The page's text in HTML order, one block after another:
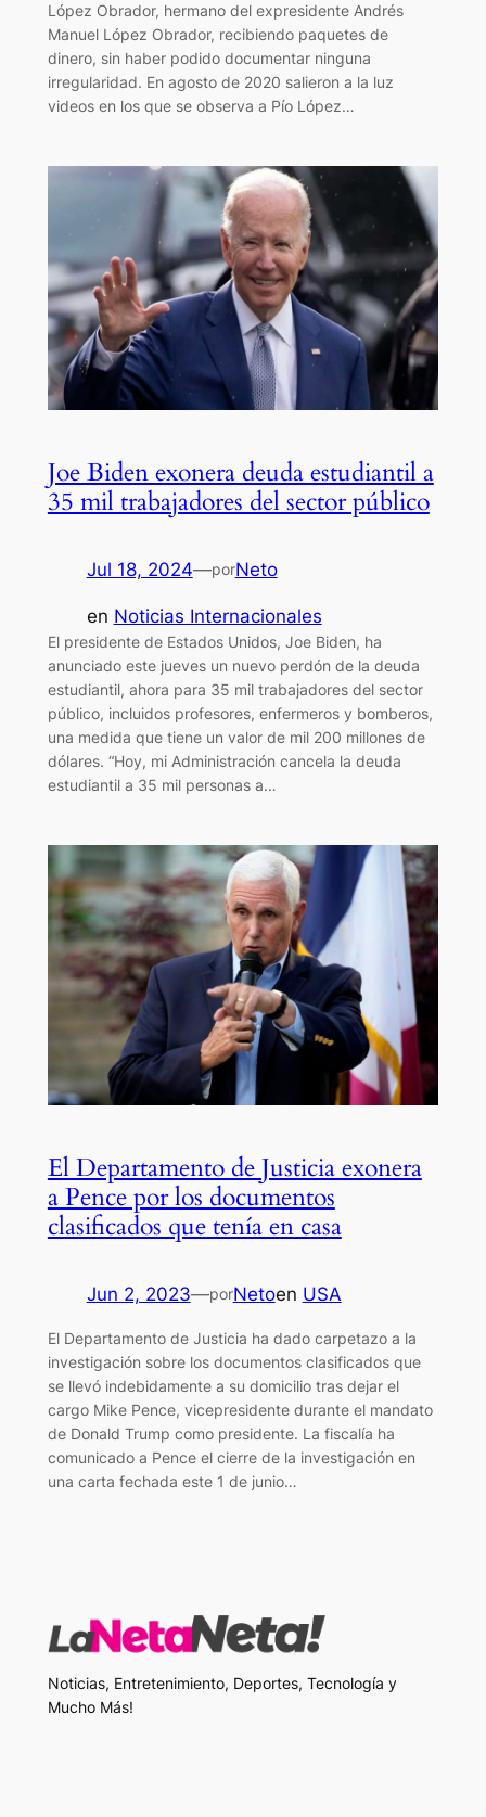
López Obrador, hermano del expresidente Andrés
Manuel López Obrador, recibiendo paquetes de
dinero, sin haber podido documentar ninguna
irregularidad. En agosto de 2020 salieron a la luz
videos en los que se observa a Pío López…
Joe Biden exonera deuda estudiantil a
35 mil trabajadores del sector público
Jul 18, 2024—porNeto
en Noticias Internacionales
El presidente de Estados Unidos, Joe Biden, ha
anunciado este jueves un nuevo perdón de la deuda
estudiantil, ahora para 35 mil trabajadores del sector
público, incluidos profesores, enfermeros y bomberos,
una medida que tiene un valor de mil 200 millones de
dólares. “Hoy, mi Administración cancela la deuda
estudiantil a 35 mil personas a…
El Departamento de Justicia exonera
a Pence por los documentos
clasificados que tenía en casa
Jun 2, 2023—porNetoen USA
El Departamento de Justicia ha dado carpetazo a la
investigación sobre los documentos clasificados que
se llevó indebidamente a su domicilio tras dejar el
cargo Mike Pence, vicepresidente durante el mandato
de Donald Trump como presidente. La fiscalía ha
comunicado a Pence el cierre de la investigación en
una carta fechada este 1 de junio…
Noticias, Entretenimiento, Deportes, Tecnología y
Mucho Más!